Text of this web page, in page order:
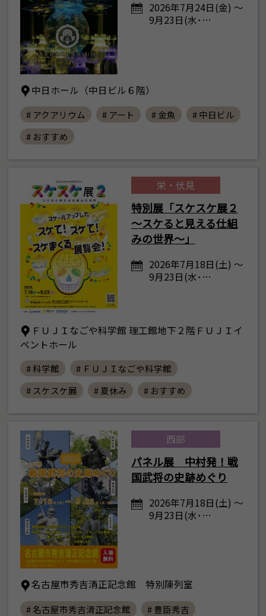
2026年7月24日(金) ～
9月23日(水･…
中日ホール（中日ビル６階）
# アクアリウム # アート # 金魚
# 中日ビル
# おすすめ
栄・伏見
特別展「スケスケ展２
～スケると見える仕組
みの世界～」
2026年7月18日(土) ～
9月23日(水･…
ＦＵＪＩなごや科学館 理工館地下２階ＦＵＪＩイ
ベントホール
# 科学館
# ＦＵＪＩなごや科学館
# スケスケ展
# 夏休み # おすすめ
西部
パネル展 中村発！戦
国武将の史跡めぐり
2026年7月18日(土) ～
9月23日(水･…
名古屋市秀吉清正記念館 特別陳列室
# 名古屋市秀吉清正記念館
# 豊臣秀吉